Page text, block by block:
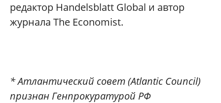
редактор Handelsblatt Global и автор
журнала The Economist.
*Атлантический совет (Atlantic Council)
признан Генпрокуратурой РФ